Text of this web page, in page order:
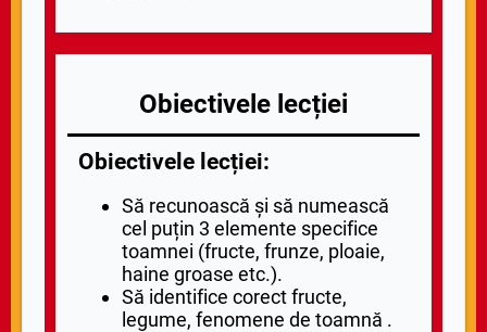
Obiectivele lecției
Obiectivele lecției:
Să recunoască și să numească
cel puțin 3 elemente specifice
toamnei (fructe, frunze, ploaie,
haine groase etc.).
Să identifice corect fructe,
legume, fenomene de toamnă .